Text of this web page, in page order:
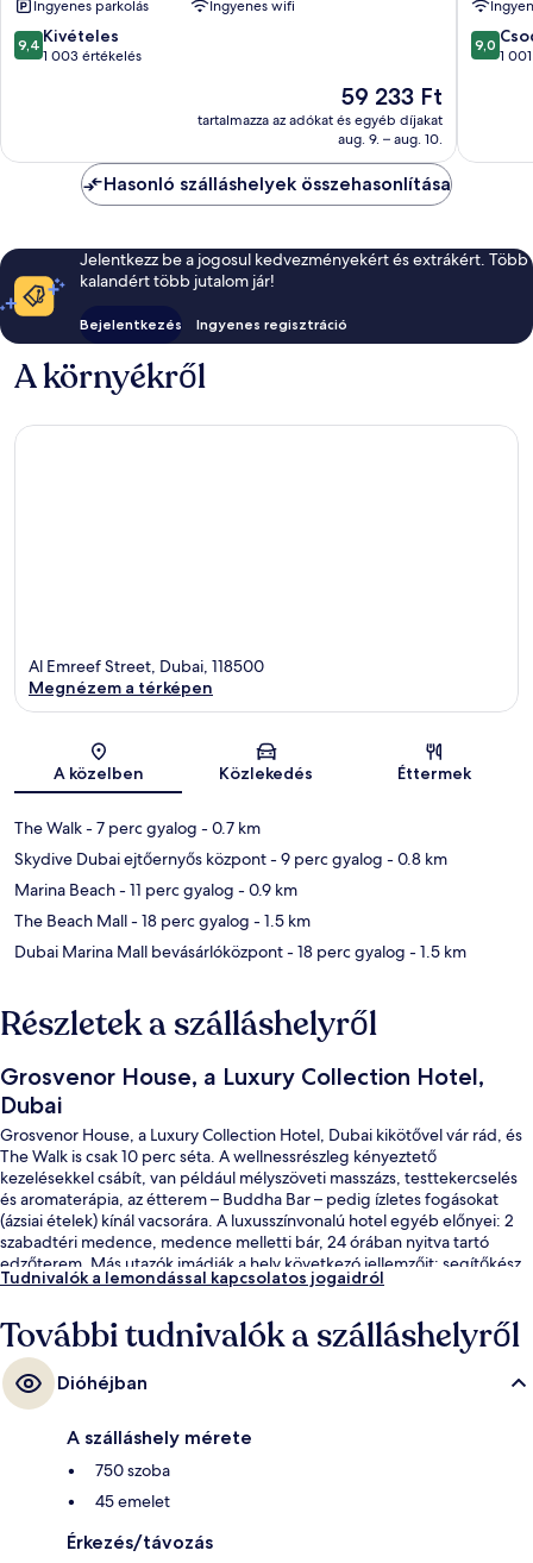
Beach
Resort
&
Ingyenes parkolás Ingyenes wifi
9.4
ennyiből:
9,4 Kivételes
1 003 értékelés
Az
ár
59 233 Ft
59 233 Ft
tartalmazza az adókat és egyéb díjakat
aug. 9. – aug. 10.
Resort
&
9.0
9,0
1
Hasonló szálláshelyek összehasonlítása
Jelentkezz be a jogosul kedvezményekért és extrákért. Több
kalandért több jutalom jár!
Bejelentkezés Ingyenes regisztráció
A környékről
Térkép
Al Emreef Street, Dubai, 118500
Megnézem a térképen
A közelben Közlekedés Éttermek
The Walk- 7 perc gyalog - 0.7 km
Skydive Dubai ejtőernyős központ- 9 perc gyalog - 0.8 km
Marina Beach- 11 perc gyalog - 0.9 km
The Beach Mall- 18 perc gyalog - 1.5 km
Dubai Marina Mall bevásárlóközpont- 18 perc gyalog - 1.5 km
Részletek a szálláshelyről
Grosvenor House, a Luxury Collection Hotel,
Dubai
Grosvenor House, a Luxury Collection Hotel, Dubai kikötővel vár rád, és
The Walk is csak 10 perc séta. A wellnessrészleg kényeztető
kezelésekkel csábít, van például mélyszöveti masszázs, testtekercselés
és aromaterápia, az étterem – Buddha Bar – pedig ízletes fogásokat
(ázsiai ételek) kínál vacsorára. A luxusszínvonalú hotel egyéb előnyei: 2
szabadtéri medence, medence melletti bár, 24 órában nyitva tartó
edzőterem. Más utazók imádják a hely következó jellemzőit: segítőkész
személyzet. A tömegközlekedés rövid sétával megközelíthető: Dubai
séta.
Tudnivalók a lemondással kapcsolatos jogaidról
További tudnivalók a szálláshelyről
Dióhéjban
A szálláshely mérete
750 szoba
45 emelet
Érkezés/távozás